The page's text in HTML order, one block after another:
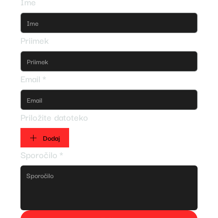
Priimek
Email *
Priložite datoteko
Dodaj
Sporočilo *